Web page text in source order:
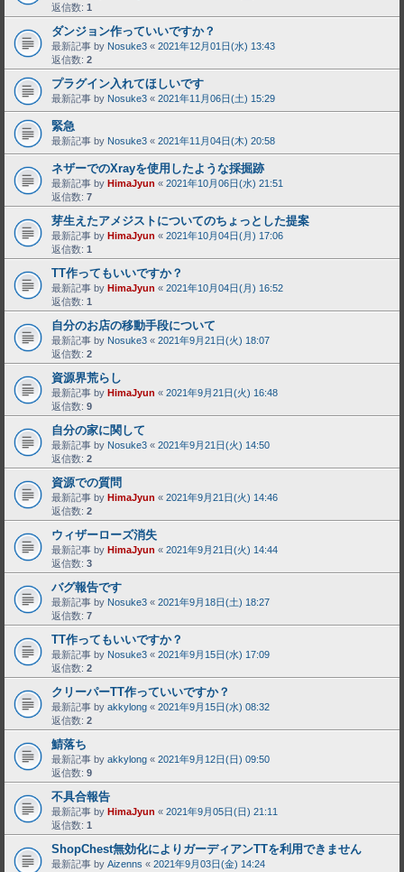
返信数: 1
ダンジョン作っていいですか？
最新記事 by Nosuke3 « 2021年12月01日(水) 13:43
返信数: 2
プラグイン入れてほしいです
最新記事 by Nosuke3 « 2021年11月06日(土) 15:29
緊急
最新記事 by Nosuke3 « 2021年11月04日(木) 20:58
ネザーでのXrayを使用したような採掘跡
最新記事 by HimaJyun « 2021年10月06日(水) 21:51
返信数: 7
芽生えたアメジストについてのちょっとした提案
最新記事 by HimaJyun « 2021年10月04日(月) 17:06
返信数: 1
TT作ってもいいですか？
最新記事 by HimaJyun « 2021年10月04日(月) 16:52
返信数: 1
自分のお店の移動手段について
最新記事 by Nosuke3 « 2021年9月21日(火) 18:07
返信数: 2
資源界荒らし
最新記事 by HimaJyun « 2021年9月21日(火) 16:48
返信数: 9
自分の家に関して
最新記事 by Nosuke3 « 2021年9月21日(火) 14:50
返信数: 2
資源での質問
最新記事 by HimaJyun « 2021年9月21日(火) 14:46
返信数: 2
ウィザーローズ消失
最新記事 by HimaJyun « 2021年9月21日(火) 14:44
返信数: 3
バグ報告です
最新記事 by Nosuke3 « 2021年9月18日(土) 18:27
返信数: 7
TT作ってもいいですか？
最新記事 by Nosuke3 « 2021年9月15日(水) 17:09
返信数: 2
クリーパーTT作っていいですか？
最新記事 by akkylong « 2021年9月15日(水) 08:32
返信数: 2
鯖落ち
最新記事 by akkylong « 2021年9月12日(日) 09:50
返信数: 9
不具合報告
最新記事 by HimaJyun « 2021年9月05日(日) 21:11
返信数: 1
ShopChest無効化によりガーディアンTTを利用できません
最新記事 by Aizenns « 2021年9月03日(金) 14:24